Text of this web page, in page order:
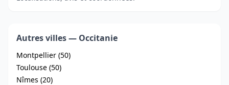
Autres villes — Occitanie
Montpellier (50)
Toulouse (50)
Nîmes (20)